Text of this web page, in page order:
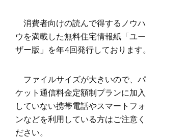
消費者向けの読んで得するノウハ
ウを満載した無料住宅情報紙「ユー
ザー版」を年4回発行しております。
ファイルサイズが大きいので、パ
ケット通信料金定額制プランに加入
していない携帯電話やスマートフォ
ンなどを利用している方はご注意く
ださい。